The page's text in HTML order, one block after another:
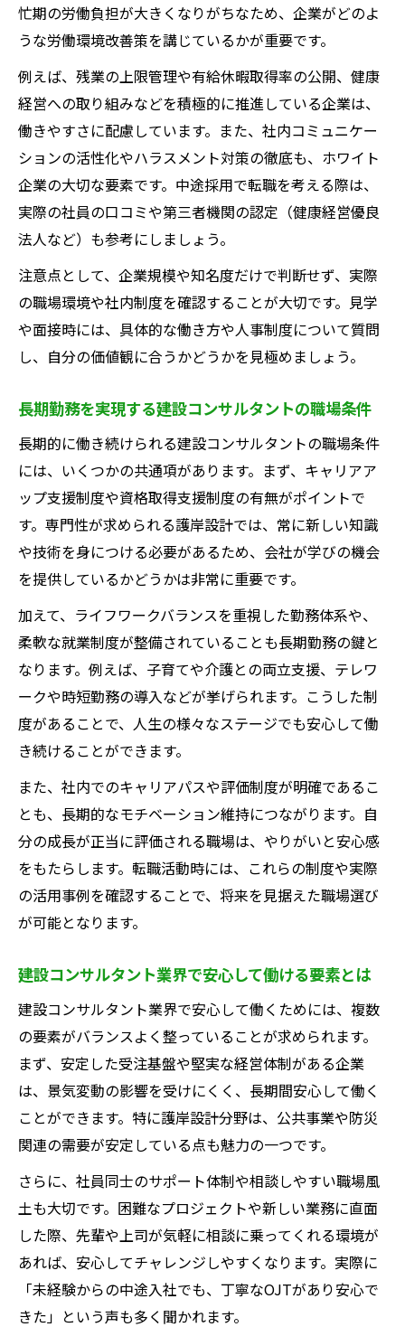
忙期の労働負担が大きくなりがちなため、企業がどのよ
うな労働環境改善策を講じているかが重要です。
例えば、残業の上限管理や有給休暇取得率の公開、健康
経営への取り組みなどを積極的に推進している企業は、
働きやすさに配慮しています。また、社内コミュニケー
ションの活性化やハラスメント対策の徹底も、ホワイト
企業の大切な要素です。中途採用で転職を考える際は、
実際の社員の口コミや第三者機関の認定（健康経営優良
法人など）も参考にしましょう。
注意点として、企業規模や知名度だけで判断せず、実際
の職場環境や社内制度を確認することが大切です。見学
や面接時には、具体的な働き方や人事制度について質問
し、自分の価値観に合うかどうかを見極めましょう。
長期勤務を実現する建設コンサルタントの職場条件
長期的に働き続けられる建設コンサルタントの職場条件
には、いくつかの共通項があります。まず、キャリアア
ップ支援制度や資格取得支援制度の有無がポイントで
す。専門性が求められる護岸設計では、常に新しい知識
や技術を身につける必要があるため、会社が学びの機会
を提供しているかどうかは非常に重要です。
加えて、ライフワークバランスを重視した勤務体系や、
柔軟な就業制度が整備されていることも長期勤務の鍵と
なります。例えば、子育てや介護との両立支援、テレワ
ークや時短勤務の導入などが挙げられます。こうした制
度があることで、人生の様々なステージでも安心して働
き続けることができます。
また、社内でのキャリアパスや評価制度が明確であるこ
とも、長期的なモチベーション維持につながります。自
分の成長が正当に評価される職場は、やりがいと安心感
をもたらします。転職活動時には、これらの制度や実際
の活用事例を確認することで、将来を見据えた職場選び
が可能となります。
建設コンサルタント業界で安心して働ける要素とは
建設コンサルタント業界で安心して働くためには、複数
の要素がバランスよく整っていることが求められます。
まず、安定した受注基盤や堅実な経営体制がある企業
は、景気変動の影響を受けにくく、長期間安心して働く
ことができます。特に護岸設計分野は、公共事業や防災
関連の需要が安定している点も魅力の一つです。
さらに、社員同士のサポート体制や相談しやすい職場風
土も大切です。困難なプロジェクトや新しい業務に直面
した際、先輩や上司が気軽に相談に乗ってくれる環境が
あれば、安心してチャレンジしやすくなります。実際に
「未経験からの中途入社でも、丁寧なOJTがあり安心で
きた」という声も多く聞かれます。